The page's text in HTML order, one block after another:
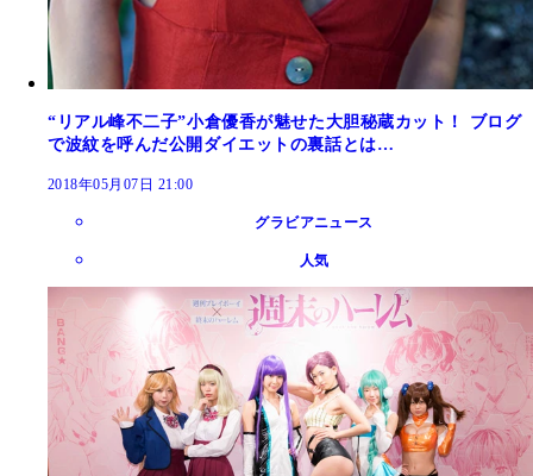
“リアル峰不二子”小倉優香が魅せた大胆秘蔵カット！ ブログ
で波紋を呼んだ公開ダイエットの裏話とは…
2018年05月07日 21:00
グラビアニュース
人気